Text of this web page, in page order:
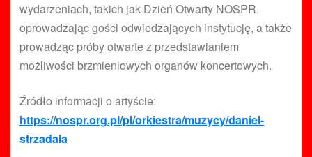
wydarzeniach, takich jak Dzień Otwarty NOSPR,
oprowadzając gości odwiedzających instytucję, a także
prowadząc próby otwarte z przedstawianiem
możliwości brzmieniowych organów koncertowych.
Źródło informacji o artyście:
https://nospr.org.pl/pl/orkiestra/muzycy/daniel-
strzadala